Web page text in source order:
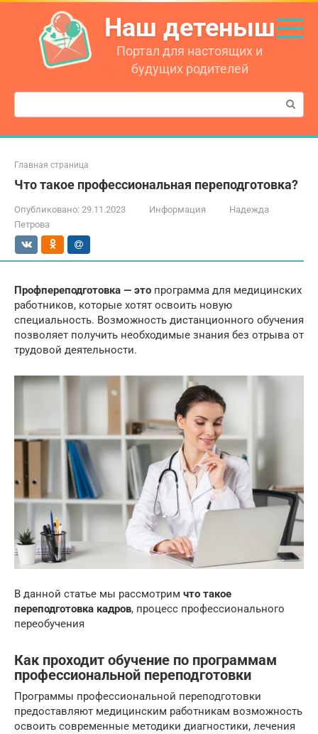
Перейти
контенту
Наш детеныш
Портал для настоящих и
будущих родителей
Поиск:
Главная страница
Что такое профессиональная переподготовка?
Опубликовано: 29.11.2023 Информация
Надежда
Петрова
Профпереподготовка — это программа для медицинских
работников, которые хотят освоить новую
специальность. Возможность дистанционного обучения
позволяет получить необходимые знания без отрыва от
трудовой деятельности.
В данной статье мы рассмотрим что такое
переподготовка кадров, процесс профессионального
переобучения
Как проходит обучение по программам
профессиональной переподготовки
Программы профессиональной переподготовки
предоставляют медицинским работникам возможность
освоить современные методики диагностики, лечения